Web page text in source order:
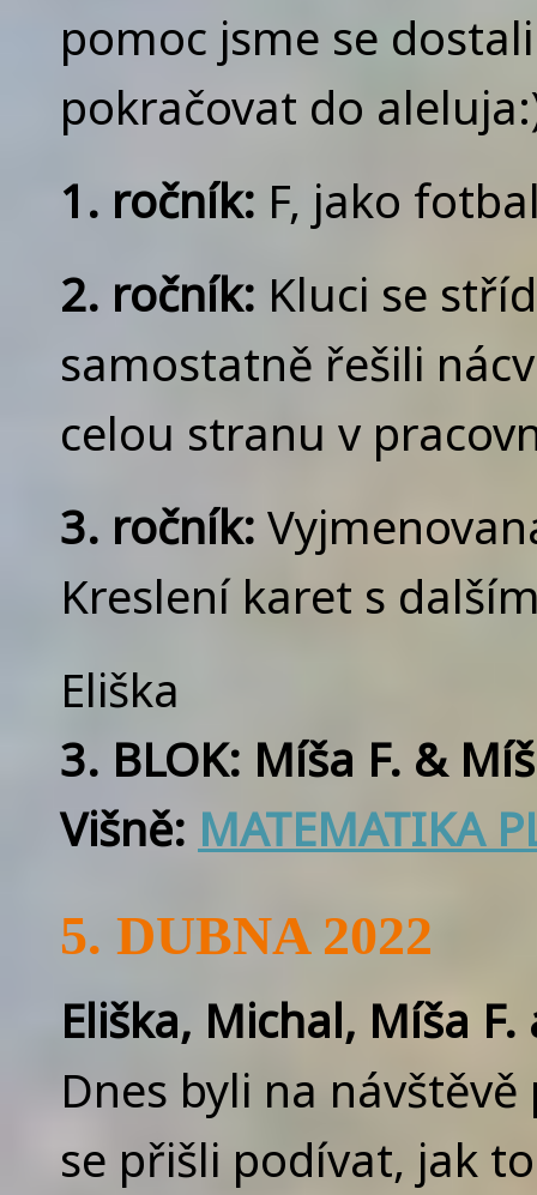
pomoc jsme se
pokračovat do
1. ročník: F, jako
2. ročník: Kluci se
samostatně řešili
celou stranu v
3. ročník:
Kreslení karet s
Eliška
3. BLOK: Míša F. &
Višně: MATEMATIKA
5. DUBNA 2022
Eliška, Michal, Míša
Dnes byli na
se přišli podívat, jak